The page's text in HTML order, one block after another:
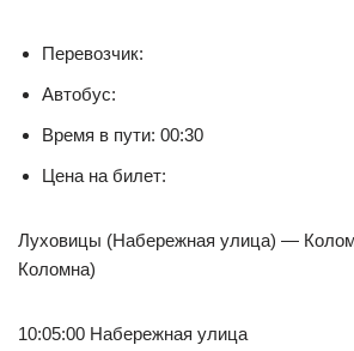
Перевозчик:
Автобус:
Время в пути: 00:30
Цена на билет:
Луховицы (Набережная улица) —
Коломна)
10:05:00 Набережная улица